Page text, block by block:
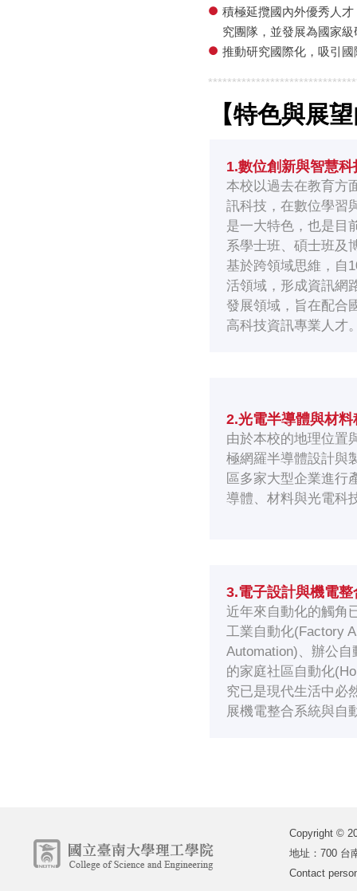
積極延攬國內外優秀人
究團隊，並發展為國家
推動研究國際化，吸引
【特色與展
1.數位創新與智慧科
本校以過去在教育方
訊科技，在數位學習
是一大特色，也是目
系學士班、碩士班及
基於跨領域思維，自
活領域，形成資訊網
發展領域，旨在配合
高科技資訊專業人才
2.光電半導體與材料
由於本校的地理位置
極網羅半導體設計與
區多家大型企業進行
導體、材料與光電科
3.電子設計與機電整
近年來自動化的觸角
工業自動化(Factory
Automation)、辦公
的家庭社區自動化
究已是現代生活中必
展機電整合系統與自
Copyright ©
地址：700 台
Contact